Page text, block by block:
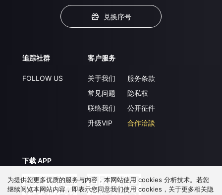
兑换序号
追踪社群
FOLLOW US
客户服务
关于我们
常见问题
联络我们
升级VIP
服务条款
隐私权
公开征件
合作洽談
下载 APP
为提供您更多优质的服务与内容，本网站使用 cookies 分析技术。若您
继续阅览本网站内容，即表示您同意我们使用 cookies，关于更多相关隐